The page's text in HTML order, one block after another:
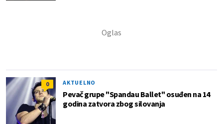
0 AKTUELNO
Pevač grupe "Spandau Ballet" osuđen na 14
godina zatvora zbog silovanja